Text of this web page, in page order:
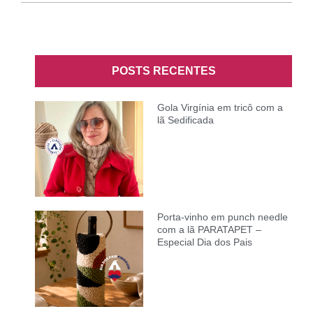
POSTS RECENTES
Gola Virgínia em tricô com a
lã Sedificada
Porta-vinho em punch needle
com a lã PARATAPET –
Especial Dia dos Pais